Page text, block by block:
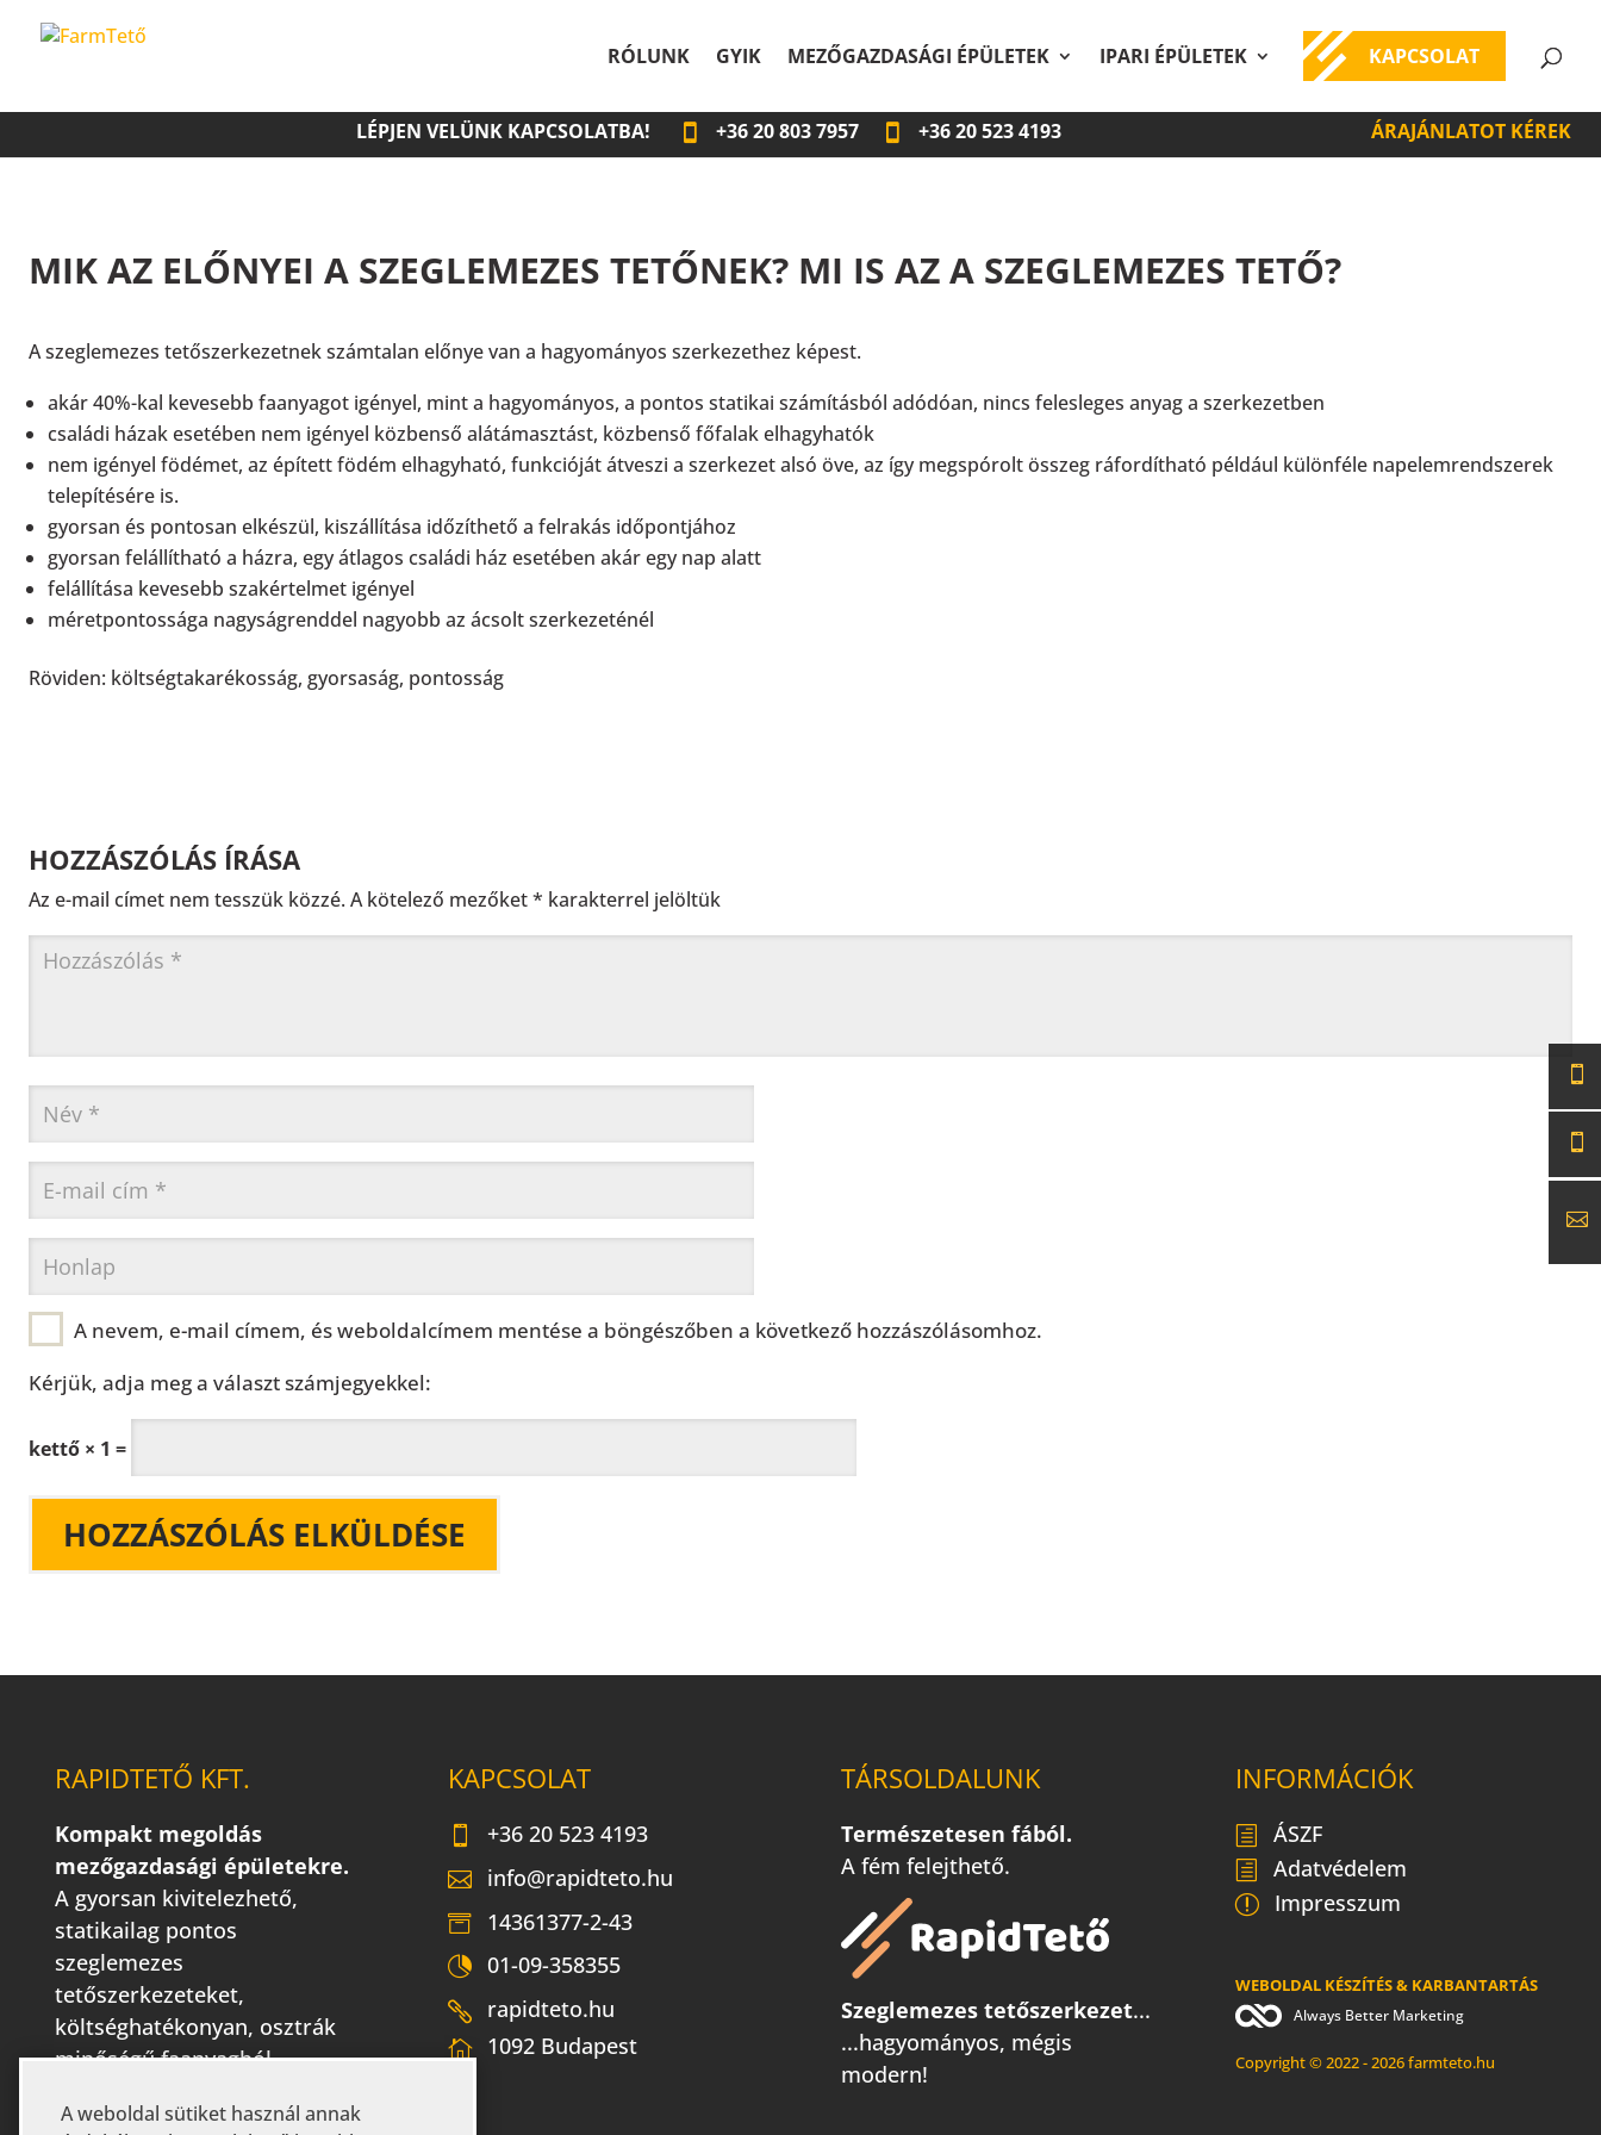
A weboldal sütiket használ annak
RÓLUNK GYIK MEZŐGAZDASÁGI ÉPÜLETEK IPARI ÉPÜLETEK KAPCSOLAT
LÉPJEN VELÜNK KAPCSOLATBA! +3620 803 7957 +3620 523 4193 ÁRAJÁNLATOT KÉREK
MIK AZ ELŐNYEI A SZEGLEMEZES TETŐNEK? MI IS AZ A SZEGLEMEZES TETŐ?
A szeglemezes tetőszerkezetnek számtalan előnye van a hagyományos szerkezethez képest.
akár 40%-kal kevesebb faanyagot igényel, mint a hagyományos, a pontos statikai számításból adódóan, nincs felesleges anyag a szerkezetben
családi házak esetében nem igényel közbenső alátámasztást, közbenső főfalak elhagyhatók
nem igényel födémet, az épített födém elhagyható, funkcióját átveszi a szerkezet alsó öve, az így megspórolt összeg ráfordítható például különféle napelemrendszerek
telepítésére is.
gyorsan és pontosan elkészül, kiszállítása időzíthető a felrakás időpontjához
gyorsan felállítható a házra, egy átlagos családi ház esetében akár egy nap alatt
felállítása kevesebb szakértelmet igényel
méretpontossága nagyságrenddel nagyobb az ácsolt szerkezeténél
Röviden: költségtakarékosság, gyorsaság, pontosság
HOZZÁSZÓLÁS ÍRÁSA
Az e-mail címet nem tesszük közzé. A kötelező mezőket* karakterrel jelöltük
A nevem, e-mail címem, és weboldalcímem mentése a böngészőben a következő hozzászólásomhoz.
Kérjük, adja meg a választ számjegyekkel:
kettő × 1 =
RAPIDTETŐ KFT.
Kompakt megoldás
mezőgazdasági épületekre.
A gyorsan kivitelezhető,
statikailag pontos
szeglemezes
tetőszerkezeteket,
költséghatékonyan, osztrák
minőségű faanyagból
KAPCSOLAT
+36 20 523 4193
info@rapidteto.hu
14361377-2-43
01-09-358355
rapidteto.hu
1092 Budapest
TÁRSOLDALUNK
Természetesen fából.
A fém felejthető.
Szeglemezes tetőszerkezet...
...hagyományos, mégis
modern!
INFORMÁCIÓK
ÁSZF
Adatvédelem
Impresszum
WEBOLDAL KÉSZÍTÉS & KARBANTARTÁS
Always Better Marketing
Copyright © 2022 - 2026 farmteto.hu